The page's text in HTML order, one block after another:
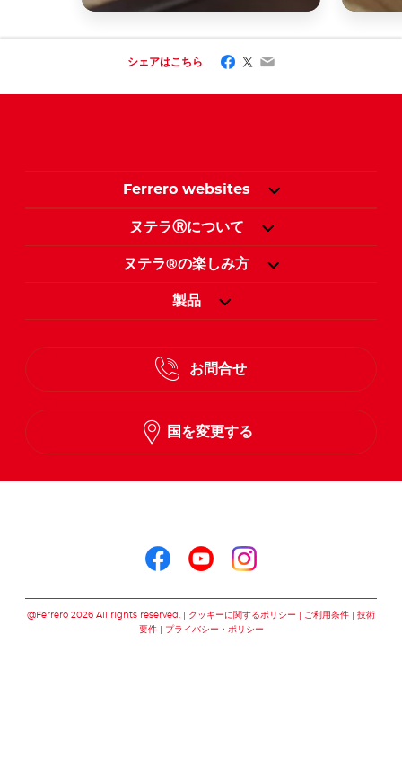
シェアはこちら Facebook
Twitter
Email
Ferrero websites
ヌテラⓇについて
ヌテラ®の楽しみ方
製品
お問合せ
国を変更する
@Ferrero 2026 All rights reserved. クッキーに関するポリシー ご利用条件
技術
要件
プライバシー・ポリシー